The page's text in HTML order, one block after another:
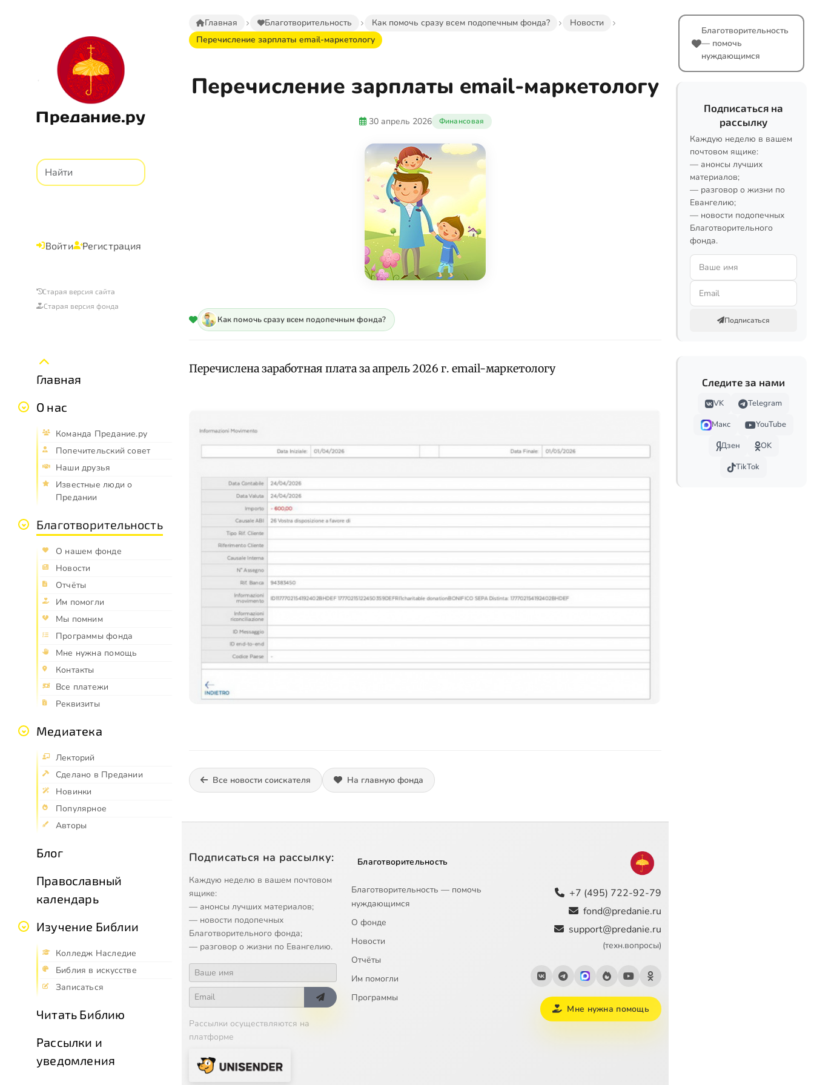
Предание.ру
Войти Регистрация
Старая версия сайта
Старая версия фонда
Главная
О нас
Команда Предание.ру
Попечительский совет
Наши друзья
Известные люди о
Предании
Благотворительность
О нашем фонде
Новости
Отчёты
Им помогли
Мы помним
Программы фонда
Мне нужна помощь
Контакты
Все платежи
Реквизиты
Медиатека
Лекторий
Сделано в Предании
Новинки
Популярное
Авторы
Блог
Православный
календарь
Изучение Библии
Колледж Наследие
Библия в искусстве
Записаться
Читать Библию
Рассылки и
уведомления
Главная Благотворительность Как помочь сразу всем подопечным фонда?
Новости
Перечисление зарплаты email-маркетологу
Перечисление зарплаты email-маркетологу
30 апрель 2026 Финансовая
Как помочь сразу всем подопечным фонда?
Перечислена заработная плата за апрель 2026 г. email-маркетологу
Все новости соискателя На главную фонда
Подписаться на рассылку:
Каждую неделю в вашем почтовом
ящике:
— анонсы лучших материалов;
— новости подопечных
Благотворительного фонда;
— разговор о жизни по Евангелию.
Рассылки осуществляются на
платформе
Благотворительность
Благотворительность — помочь
нуждающимся
О фонде
Новости
Отчёты
Им помогли
Программы
+7 (495) 722-92-79
fond@predanie.ru
support@predanie.ru
(техн.вопросы)
Мне нужна помощь
Благотворительность
— помочь
нуждающимся
Подписаться на
рассылку
Каждую неделю в вашем
почтовом ящике:
— анонсы лучших
материалов;
— разговор о жизни по
Евангелию;
— новости подопечных
Благотворительного
фонда.
Подписаться
Следите за нами
VK
Telegram
Макс
YouTube
Дзен
OK
TikTok